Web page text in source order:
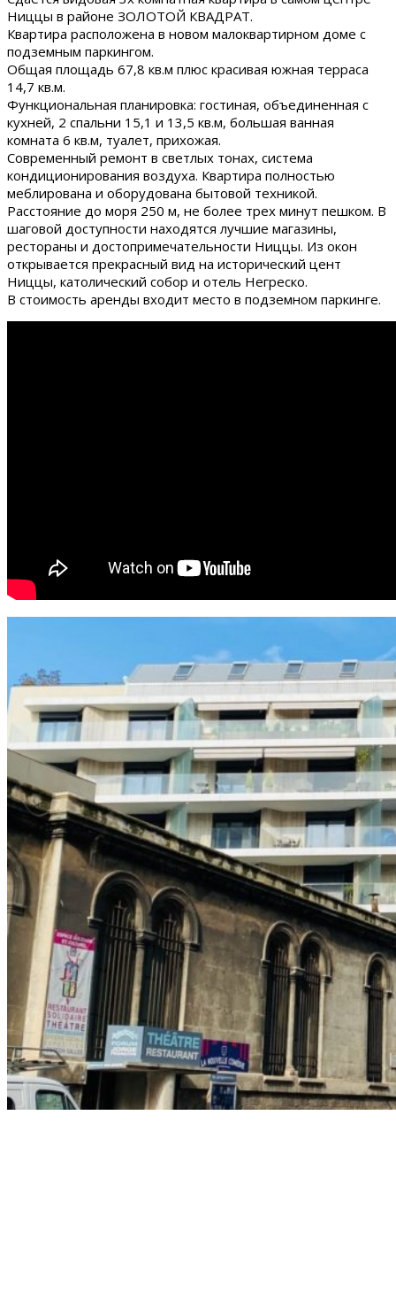
Ниццы в районе ЗОЛОТОЙ КВАДРАТ.
Квартира расположена в новом малоквартирном доме с
подземным паркингом.
Общая площадь 67,8 кв.м плюс красивая южная терраса
14,7 кв.м.
Функциональная планировка: гостиная, объединенная с
кухней, 2 спальни 15,1 и 13,5 кв.м, большая ванная
комната 6 кв.м, туалет, прихожая.
Современный ремонт в светлых тонах, система
кондиционирования воздуха. Квартира полностью
меблирована и оборудована бытовой техникой.
Расстояние до моря 250 м, не более трех минут пешком. В
шаговой доступности находятся лучшие магазины,
рестораны и достопримечательности Ниццы. Из окон
открывается прекрасный вид на исторический цент
Ниццы, католический собор и отель Негреско.
В стоимость аренды входит место в подземном паркинге.